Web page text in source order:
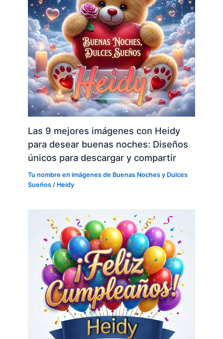
Las 9 mejores imágenes con Heidy
para desear buenas noches: Diseños
únicos para descargar y compartir
Tu nombre en imágenes de Buenas Noches y Dulces
Sueños / Heidy